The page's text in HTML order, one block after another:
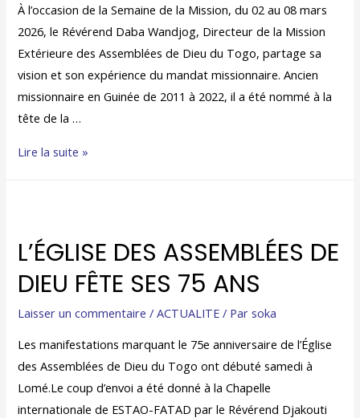
À l’occasion de la Semaine de la Mission, du 02 au 08 mars
2026, le Révérend Daba Wandjog, Directeur de la Mission
Extérieure des Assemblées de Dieu du Togo, partage sa
vision et son expérience du mandat missionnaire. Ancien
missionnaire en Guinée de 2011 à 2022, il a été nommé à la
tête de la …
Lire la suite »
L’ÉGLISE DES ASSEMBLÉES DE
DIEU FÊTE SES 75 ANS
Laisser un commentaire /ACTUALITE / Parsoka
Les manifestations marquant le 75e anniversaire de l’Église
des Assemblées de Dieu du Togo ont débuté samedi à
Lomé.Le coup d’envoi a été donné à la Chapelle
internationale de ESTAO-FATAD par le Révérend Djakouti